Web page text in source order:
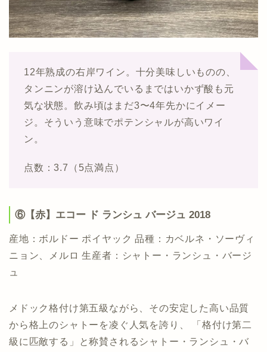
12年熟成の右岸ワイン。十分美味しいものの、
タンニンが溶け込んでいるまではいかず酸も元
気な状態。飲み頃はまだ3〜4年先かにイメー
ジ。そういう意味でポテンシャルが高いワイ
ン。
点数：3.7（5点満点）
⑥【赤】エコー ド ランシュ バージュ 2018
産地：ボルドー ポイヤック 品種：カベルネ・ソーヴィ
ニョン、メルロ 生産者：シャトー・ランシュ・バージ
ュ
メドック格付け第五級ながら、その安定した高い品質
から格上のシャトーを凌ぐ人気を誇り、 「格付け第二
級に匹敵する」と称賛されるシャトー・ランシュ・バ